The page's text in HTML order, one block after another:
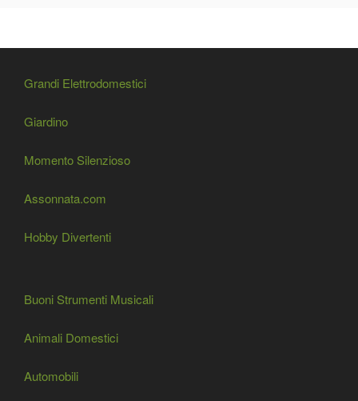
Grandi Elettrodomestici
Giardino
Momento Silenzioso
Assonnata.com
Hobby Divertenti
Buoni Strumenti Musicali
Animali Domestici
Automobili